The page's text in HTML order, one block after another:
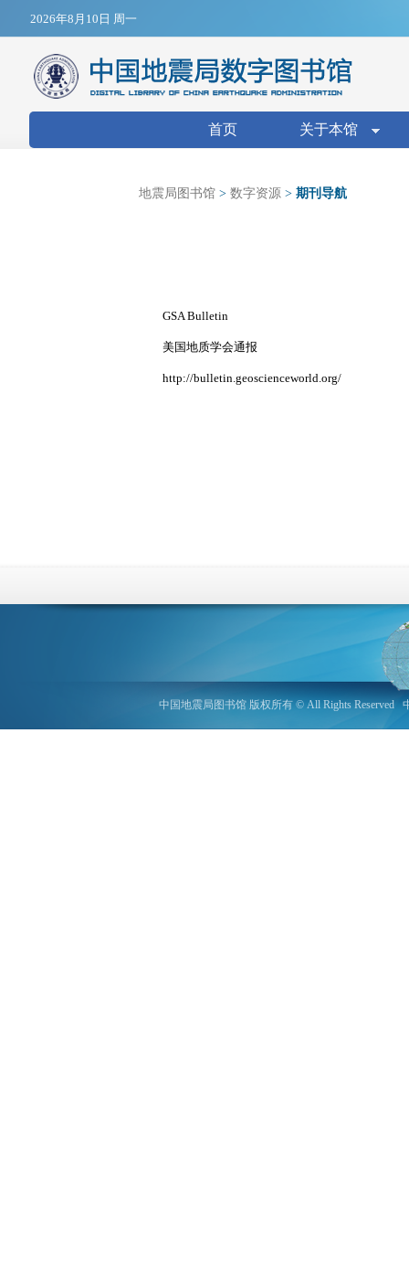
2026年8月10日 周一
搜索表单
首页 关于本馆
地震局图书馆 > 数字资源 > 期刊导航
GSA Bulletin
美国地质学会通报
http://bulletin.geoscienceworld.org/
中国地震局图书馆 版权所有 © All Rights Reserved